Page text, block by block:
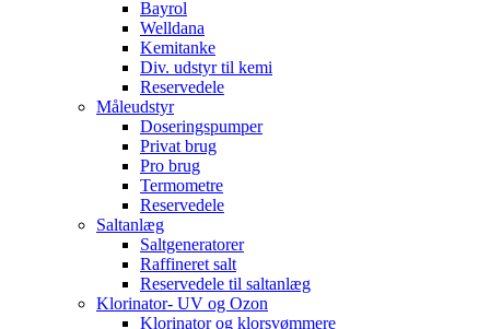
Bayrol
Welldana
Kemitanke
Div. udstyr til kemi
Reservedele
Måleudstyr
Doseringspumper
Privat brug
Pro brug
Termometre
Reservedele
Saltanlæg
Saltgeneratorer
Raffineret salt
Reservedele til saltanlæg
Klorinator- UV og Ozon
Klorinator og klorsvømmere